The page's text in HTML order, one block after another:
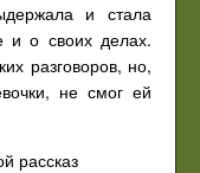
и стала
и о своих делах.
разговоров, но,
не смог ей
рассказ